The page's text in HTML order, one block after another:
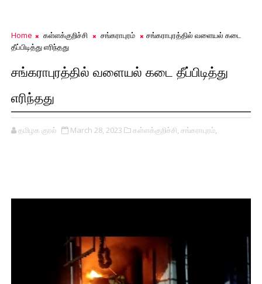
Home கள்ளக்குறிச்சி சங்கராபுரம்
சங்கராபுரத்தில் வளையல் கடை
தீப்பிடித்து எரிந்தது
சங்கராபுரத்தில் வளையல் கடை தீப்பிடித்து
எரிந்தது
தமிழக குரல் March 28, 2023 கள்ளக்குறிச்சி, சங்கராபுரம்,